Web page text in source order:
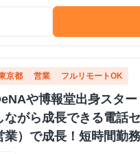
京都 営業 フルリモートOK
や博報堂出身スタ
ながら成長できる電話
業）で成長！短時間勤